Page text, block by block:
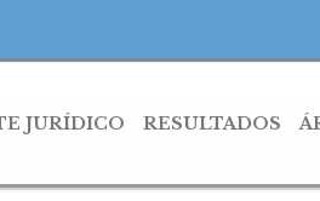
JURÍDICO RESULTADOS